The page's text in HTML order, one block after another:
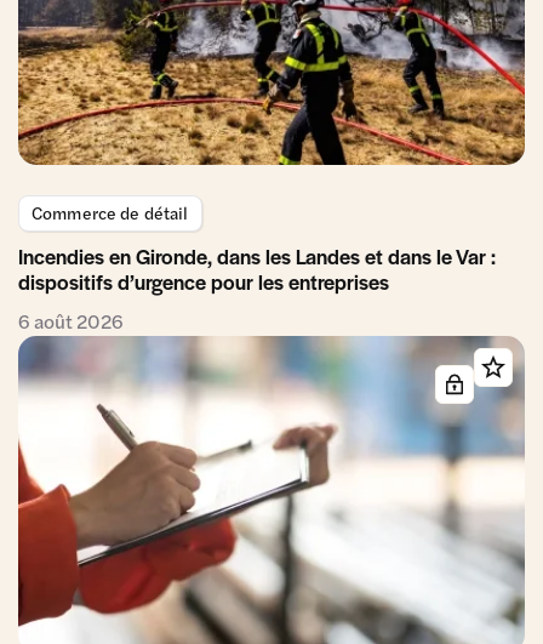
Commerce de détail
Incendies en Gironde, dans les Landes et dans le Var :
dispositifs d’urgence pour les entreprises
6 août 2026